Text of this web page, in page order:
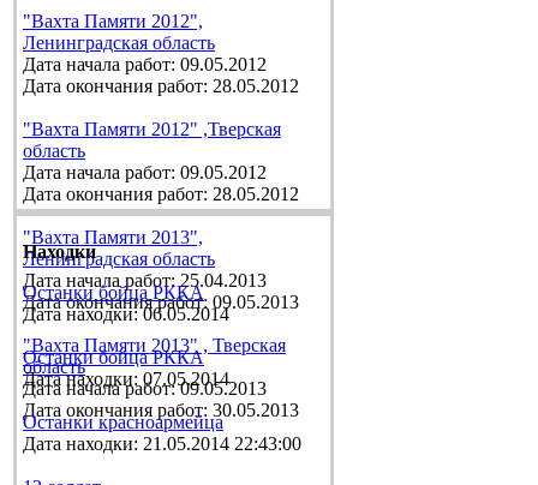
"Вахта Памяти 2012",
Ленинградская область
Дата начала работ: 09.05.2012
Дата окончания работ: 28.05.2012
"Вахта Памяти 2012" ,Тверская
область
Дата начала работ: 09.05.2012
Дата окончания работ: 28.05.2012
"Вахта Памяти 2013",
Ленинградская область
Дата начала работ: 25.04.2013
Дата окончания работ: 09.05.2013
"Вахта Памяти 2013" , Тверская
область
Дата начала работ: 09.05.2013
Дата окончания работ: 30.05.2013
Находки
Останки бойца РККА
Дата находки: 06.05.2014
Останки бойца РККА
Дата находки: 07.05.2014
Останки красноармейца
Дата находки: 21.05.2014 22:43:00